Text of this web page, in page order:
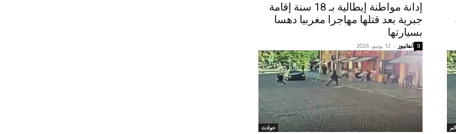
إدانة مواطنة إيطالية بـ 18 سنة إقامة
جبرية بعد قتلها مهاجرا مغربيا دهسا
بسيارتها
آنفانيوز - 12 يونيو، 2026 0
حوادث